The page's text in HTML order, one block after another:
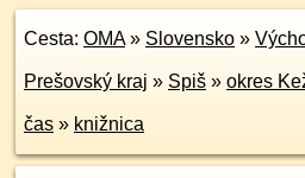
Cesta: OMA» Slovensko »
Prešovský kraj » Spiš » okres
čas » knižnica